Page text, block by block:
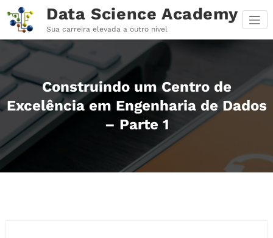
para
conteúdo
Data Science Academy
Sua carreira elevada a outro nível
Construindo um Centro de
Excelência em Engenharia de Dados
– Parte 1